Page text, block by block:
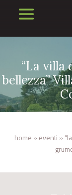
“La villa
bellezza”
home » eventi »